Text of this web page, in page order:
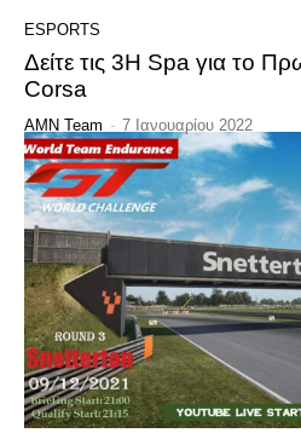
ESPORTS
Δείτε τις 3H Spa για το
Corsa
AMN Team - 7 Ιανουαρίου 2022